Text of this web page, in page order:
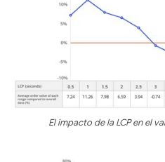
El impacto de la LCP en el